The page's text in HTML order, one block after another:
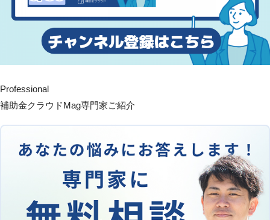
Professional
補助金クラウドMag専門家ご紹介